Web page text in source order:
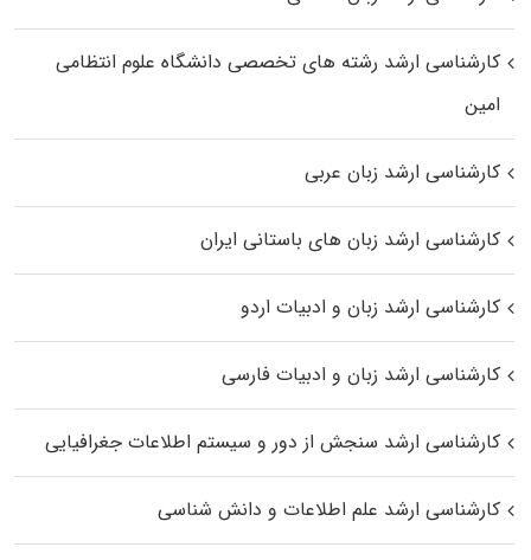
کارشناسی ارشد رﺷﺘﻪ ﻫﺎی تخصصی داﻧﺸﮕﺎه ﻋﻠﻮم انتظامی
اﻣﻴﻦ
کارشناسی ارشد زبان عربی
کارشناسی ارشد زبان‌ های باستانی ایران
کارشناسی ارشد زبان و ادبیات اردو
کارشناسی ارشد زبان و ادبیات فارسی
کارشناسی ارشد سنجش از دور و سیستم اطلاعات جغرافیایی
کارشناسی ارشد علم اطلاعات و دانش شناسی